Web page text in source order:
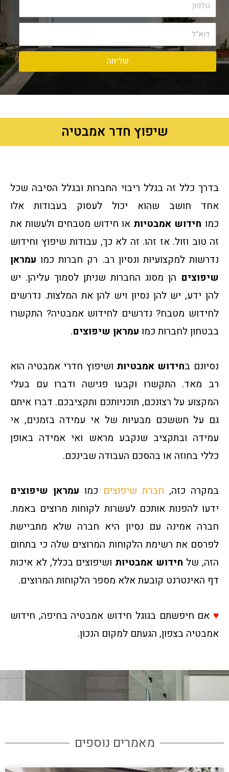
שליחה
שיפוץ חדר אמבטיה
בדרך כלל זה בגלל ריבוי החברות ובגלל הסיבה שכל
אחד חושב שהוא יכול לעסוק בעבודות אלו
כמו חידוש אמבטיות או חידוש מטבחים ולעשות את
זה טוב וזול. אז זהו. זה לא כך, עבודות שיפוץ וחידוש
נדרשות למקצועיות ונסיון רב. רק חברות כמו עמראן
שיפוצים הן מסוג החברות שניתן לסמוך עליהן. יש
להן ידע, יש להן נסיון ויש להן את המלצות. נדרשים
לחידוש מטבח? נדרשים לחידוש אמבטיה? התקשרו
בבטחון לחברות כמו עמראן שיפוצים.
נסיונם בחידוש אמבטיות ושיפוץ חדרי אמבטיה הוא
רב מאד. התקשרו וקבעו פגישה ודברו עם בעלי
המקצוע על רצונכם, תוכניותכם ותקציבכם. דברו איתם
גם על חששכם מבעיות של אי עמידה בזמנים, אי
עמידה ובתקציב שנקבע מראש ואי אמידה באופן
כללי בחוזה או בהסכם העבודה שבינכם.
במקרה כזה, חברת שיפוצים כמו עמראן שיפוצים
ידעו להפנות אותכם לעשרות לקוחות מרוצים באמת.
חברה אמינה עם נסיון היא חברה שלא מתביישת
לפרסם את רשימת הלקוחות המרוצים שלה כי בתחום
הזה, של חידוש אמבטיות ושיפוצים בכלל, לא איכות
דף האינטרנט קובעת אלא מספר הלקוחות המרוצים.
♥ אם חיפשתם בגוגל חידוש אמבטיה בחיפה, חידוש
אמבטיה בצפון, הגעתם למקום הנכון.
מאמרים נוספים